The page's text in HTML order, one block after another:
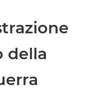
della